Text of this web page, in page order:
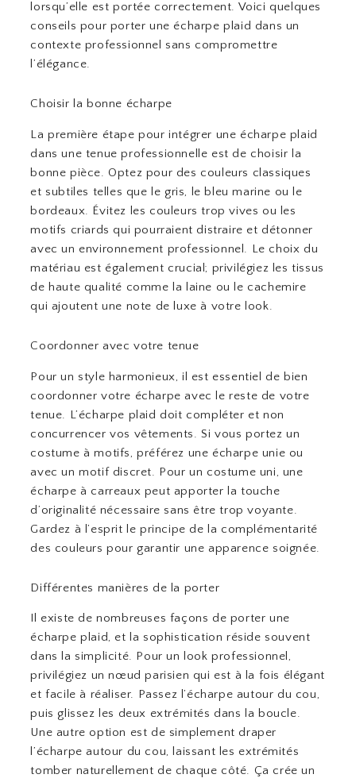
lorsqu’elle est portée correctement. Voici quelques
conseils pour porter une écharpe plaid dans un
contexte professionnel sans compromettre
l’élégance.
Choisir la bonne écharpe
La première étape pour intégrer une écharpe plaid
dans une tenue professionnelle est de choisir la
bonne pièce. Optez pour des couleurs classiques
et subtiles telles que le gris, le bleu marine ou le
bordeaux. Évitez les couleurs trop vives ou les
motifs criards qui pourraient distraire et détonner
avec un environnement professionnel. Le choix du
matériau est également crucial; privilégiez les tissus
de haute qualité comme la laine ou le cachemire
qui ajoutent une note de luxe à votre look.
Coordonner avec votre tenue
Pour un style harmonieux, il est essentiel de bien
coordonner votre écharpe avec le reste de votre
tenue. L’écharpe plaid doit compléter et non
concurrencer vos vêtements. Si vous portez un
costume à motifs, préférez une écharpe unie ou
avec un motif discret. Pour un costume uni, une
écharpe à carreaux peut apporter la touche
d’originalité nécessaire sans être trop voyante.
Gardez à l’esprit le principe de la complémentarité
des couleurs pour garantir une apparence soignée.
Différentes manières de la porter
Il existe de nombreuses façons de porter une
écharpe plaid, et la sophistication réside souvent
dans la simplicité. Pour un look professionnel,
privilégiez un nœud parisien qui est à la fois élégant
et facile à réaliser. Passez l’écharpe autour du cou,
puis glissez les deux extrémités dans la boucle.
Une autre option est de simplement draper
l’écharpe autour du cou, laissant les extrémités
tomber naturellement de chaque côté. Ça crée un